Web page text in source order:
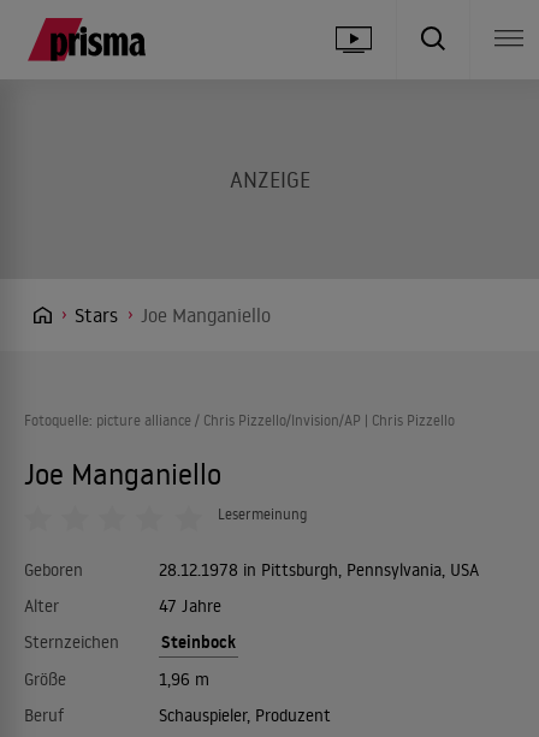
Stars Joe Manganiello
Fotoquelle: picture alliance / Chris Pizzello/Invision/AP | Chris Pizzello
Joe Manganiello
Lesermeinung
Geboren
28.12.1978 in Pittsburgh, Pennsylvania, USA
Alter
47 Jahre
Sternzeichen
Steinbock
Größe
1,96 m
Beruf
Schauspieler, Produzent